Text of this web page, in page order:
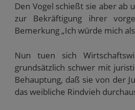
Den Vogel schießt sie aber ab
zur Bekräftigung ihrer
Bemerkung „Ich würde mich
Nun tuen sich
grundsätzlich schwer mit
Behauptung, daß sie von der
das weibliche Rindvieh